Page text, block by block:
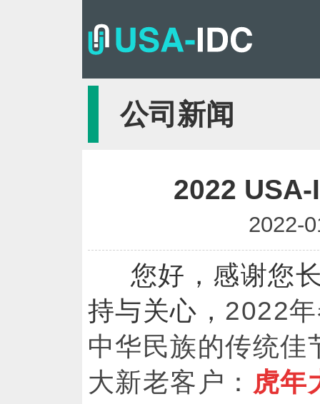
公司新闻
2022 USA-
2022-
您好，感谢您
持与关心， 2022
中华民族的传统佳
大新老客户： 虎年